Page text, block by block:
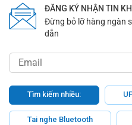
ĐĂNG KÝ NHẬN TIN
Đừng bỏ lỡ hàng ngàn
dẫn
Tìm kiếm nhiều:
Tai nghe Bluetooth